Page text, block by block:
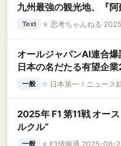
九州最強の観光地、『
Text ★ 思考ちゃんねる
オールジャパンAI連合
日本の名だたる有望企
一般 ☆ 日本第一！ニュー
2025年 F1 第11戦 オー
ルクル”
一般 ★ F1情報通 2025-06-